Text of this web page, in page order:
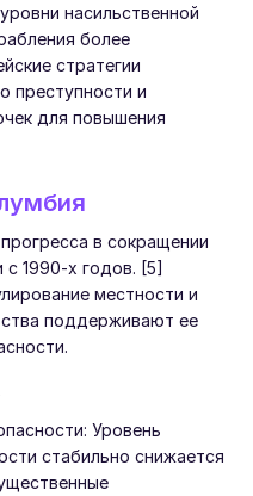
насильственной
более
стратегии
преступности и
для повышения
в сокращении
с 1990-х годов. [5]
местности и
поддерживают ее
Уровень
стабильно снижается